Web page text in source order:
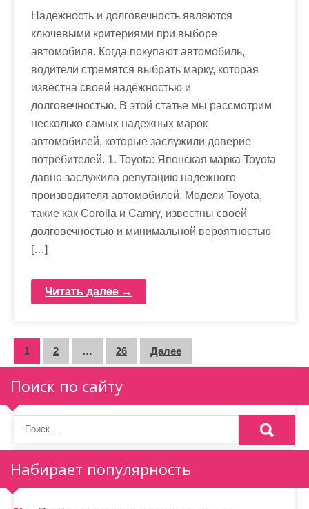
Надежность и долговечность являются
ключевыми критериями при выборе
автомобиля. Когда покупают автомобиль,
водители стремятся выбрать марку, которая
известна своей надёжностью и
долговечностью. В этой статье мы рассмотрим
несколько самых надежных марок
автомобилей, которые заслужили доверие
потребителей. 1. Toyota: Японская марка Toyota
давно заслужила репутацию надежного
производителя автомобилей. Модели Toyota,
такие как Corolla и Camry, известны своей
долговечностью и минимальной вероятностью
[…]
Читать далее →
П
а
г
и
н
а
1 2 … 26 Далее
Поиск по сайту
Набирает популярность